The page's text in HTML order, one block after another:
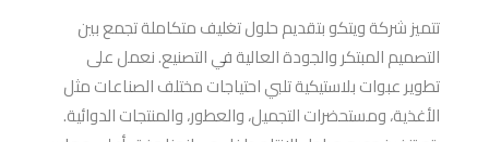
تتميز شركة ويتكو بتقديم حلول تغليف متكاملة تجمع بين
التصميم المبتكر والجودة العالية في التصنيع. نعمل على
تطوير عبوات بلاستيكية تلبي احتياجات مختلف الصناعات مثل
الأغذية، ومستحضرات التجميل، والعطور، والمنتجات الدوائية.